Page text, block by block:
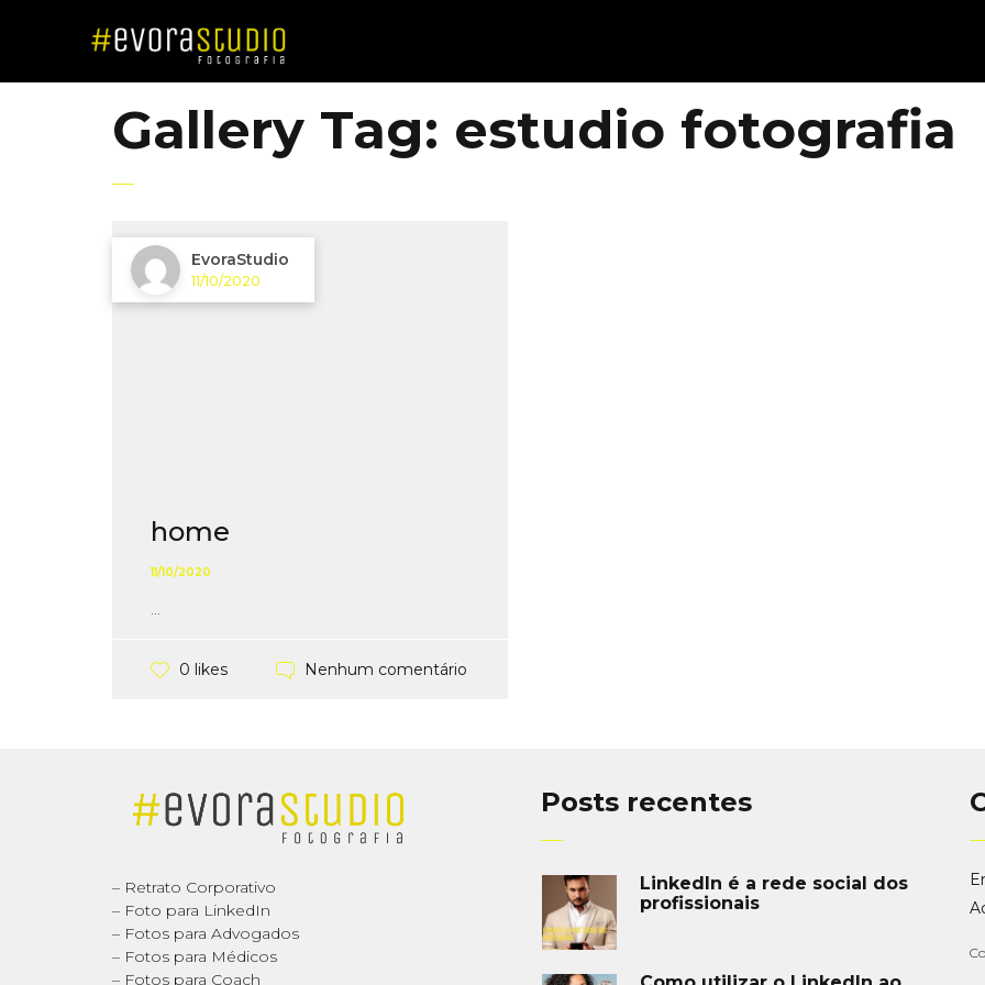
Gallery Tag: estudio fotografia
EvoraStudio
11/10/2020
home
11/10/2020
...
0 likes Nenhum comentário
– Retrato Corporativo
– Foto para LinkedIn
– Fotos para Advogados
– Fotos para Médicos
– Fotos para Coach
Posts recentes
LinkedIn é a rede social dos
profissionais